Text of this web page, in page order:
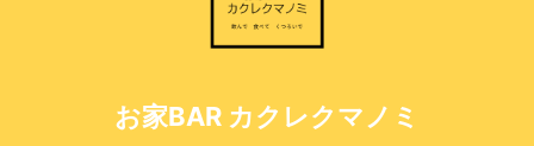
お家BAR カクレクマノミ